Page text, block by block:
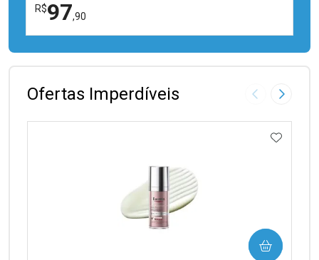
R$97,90
FECHAR
FECHAR
Ofertas Imperdíveis Imagem
COMPRAR